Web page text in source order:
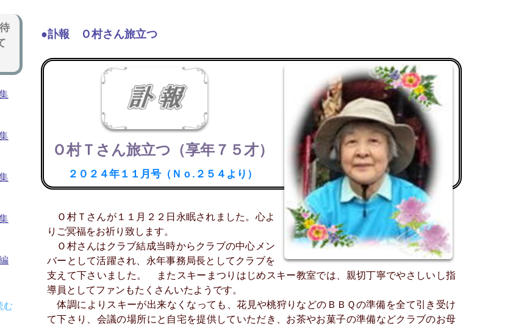
●訃報 Ｏ村さん旅立つ
Ｏ村Ｔさん旅立つ（享年７５才）
２０２４年１１月号 （Ｎｏ.２５４より）
Ｏ村Ｔさんが１１月２２日永眠されました。心よ
りご冥福をお祈り致します。
Ｏ村さんはクラブ結成当時からクラブの中心メン
バーとして活躍され、永年事務局長としてクラブを
支えて下さいました。 またスキーまつりはじめスキー教室では、親切丁寧でやさしいし指
導員としてファンもたくさんいたようです。
体調によりスキーが出来なくなっても、花見や桃狩りなどのＢＢＱの準備を全て引き受け
て下さり、会議の場所にと自宅を提供していただき、お茶やお菓子の準備などクラブのお母
む